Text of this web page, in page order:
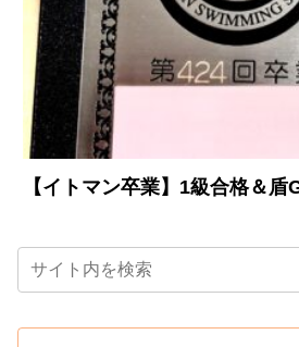
【イトマン卒業】1級合格＆盾